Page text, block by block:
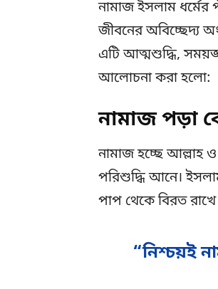
নামাজ ইসলাম ধর্মের
জীবনের অবিচ্ছেদ্য
এটি আত্মশুদ্ধি,
আলোচনা করা হলো:
নামাজ পড়া
নামাজ হচ্ছে আল্লাহ ও
পরিশুদ্ধি আনে।
পাপ থেকে বিরত
“নিশ্চয়ই